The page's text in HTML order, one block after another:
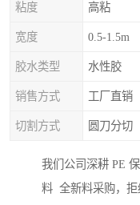
粘度 高粘
宽度 0.5-1.5m
胶水类型 水性胶
销售方式 工厂直销
切割方式 圆刀分切
我们公司深耕 PE
料 全新料采购，拒